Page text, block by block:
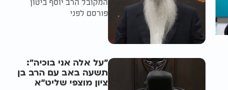
פורסם לפני
"על אלה אני בוכיה":
תשעה באב עם הרב בן
ציון מוצפי שליט"א